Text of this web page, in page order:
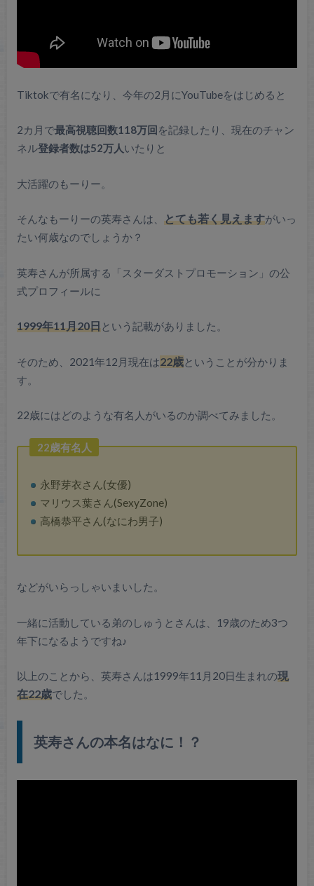
Tiktokで有名になり、今年の2月にYouTubeをはじめると
2カ月で最高視聴回数118万回を記録したり、現在のチャン
ネル登録者数は52万人いたりと
大活躍のもーりー。
そんなもーりーの英寿さんは、 とても若く見えますがいっ
たい何歳なのでしょうか？
英寿さんが所属する「スターダストプロモーション」の公
式プロフィールに
1999年11月20日という記載がありました。
そのため、2021年12月現在は22歳ということが分かりま
す。
22歳にはどのような有名人がいるのか調べてみました。
22歳有名人
永野芽衣さん(女優)
マリウス葉さん(SexyZone)
高橋恭平さん(なにわ男子)
などがいらっしゃいまいした。
一緒に活動している弟のしゅうとさんは、19歳のため3つ
年下になるようですね♪
以上のことから、英寿さんは1999年11月20日生まれの現
在22歳でした。
英寿さんの本名はなに！？